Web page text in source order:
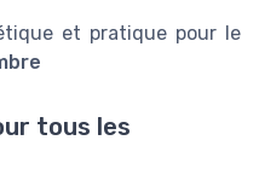
et pratique pour le
tous les